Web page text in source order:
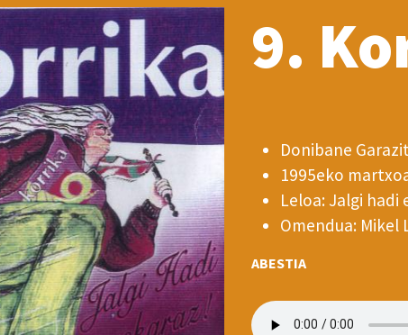
9.
Donibane
1995eko
Leloa: Jalgi hadi
Omendua: Mikel
ABESTIA